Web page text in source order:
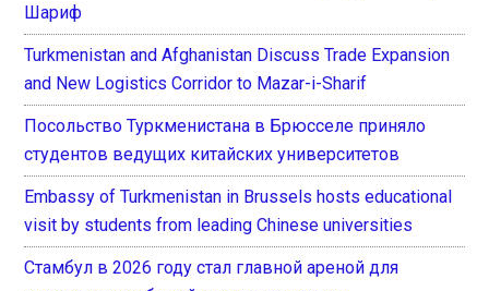
Шариф
Turkmenistan and Afghanistan Discuss Trade Expansion
and New Logistics Corridor to Mazar-i-Sharif
Посольство Туркменистана в Брюсселе приняло
студентов ведущих китайских университетов
Embassy of Turkmenistan in Brussels hosts educational
visit by students from leading Chinese universities
Стамбул в 2026 году стал главной ареной для